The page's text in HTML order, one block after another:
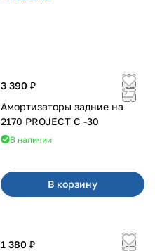
3 390 ₽
Амортизаторы задние на
2170 PROJECT С -30
В наличии
В корзину
1 380 ₽